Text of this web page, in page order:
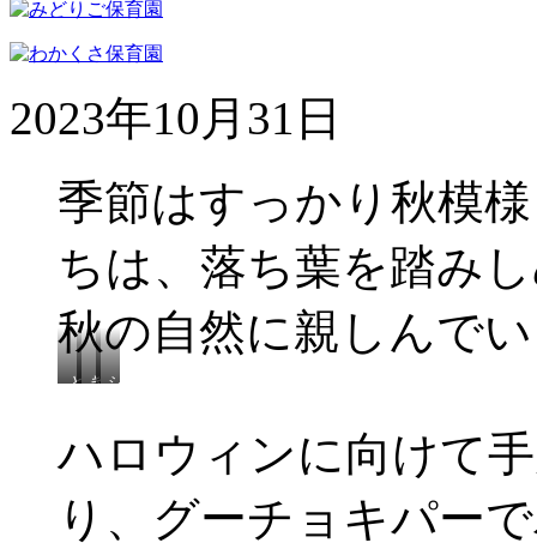
2023年10月31日
季節はすっかり秋模
ちは、落ち葉を踏み
秋の自然に親しんで
ど
り
み
つ
け
た
き
な
葉
ぱ
シ
シ
ャ
ぱ
ハロウィンに向けて
り、グーチョキパー